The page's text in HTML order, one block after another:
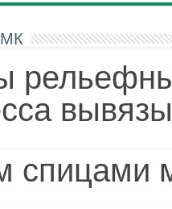
МК
спицами